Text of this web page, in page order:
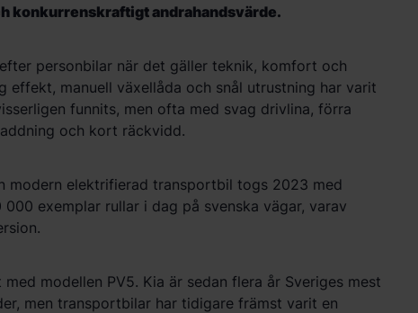
konkurrenskraftigt andrahandsvärde.
personbilar när det gäller teknik, komfort och
g effekt, manuell växellåda och snål utrustning har varit
funnits, men ofta med svag drivlina, förra
och kort räckvidd.
modern elektrifierad transportbil togs 2023 med
000 exemplar rullar i dag på svenska vägar, varav
modellen PV5. Kia är sedan flera år Sveriges mest
men transportbilar har tidigare främst varit en